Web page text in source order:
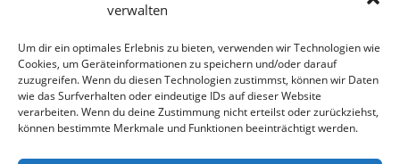
verwalten
Um dir ein optimales Erlebnis zu bieten, verwenden wir Technologien wie
Cookies, um Geräteinformationen zu speichern und/oder darauf
zuzugreifen. Wenn du diesen Technologien zustimmst, können wir Daten
wie das Surfverhalten oder eindeutige IDs auf dieser Website
verarbeiten. Wenn du deine Zustimmung nicht erteilst oder zurückziehst,
können bestimmte Merkmale und Funktionen beeinträchtigt werden.
die Gefahr endlich konkret!“
Biologisches Wunder in Ceuta
Ein vermeintliches Abschiebemärchen
Archiv